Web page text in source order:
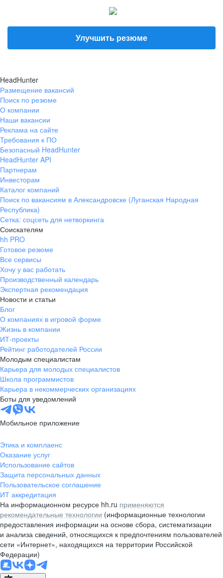
Улучшить резюме
HeadHunter
Размещение вакансий
Поиск по резюме
О компании
Наши вакансии
Реклама на сайте
Требования к ПО
Безопасный HeadHunter
HeadHunter API
Партнерам
Инвесторам
Каталог компаний
Поиск по вакансиям в Александровске (Луганская Народная
Республика)
Сетка: соцсеть для нетворкинга
Соискателям
hh PRO
Готовое резюме
Все сервисы
Хочу у вас работать
Производственный календарь
Экспертная рекомендация
Новости и статьи
Блог
О компаниях в игровой форме
Жизнь в компании
ИТ-проекты
Рейтинг работодателей России
Молодым специалистам
Карьера для молодых специалистов
Школа программистов
Карьера в некоммерческих организациях
Боты для уведомлений
Мобильное приложение
Этика и комплаенс
Оказание услуг
Использование сайтов
Защита персональных данных
Пользовательское соглашение
ИТ аккредитация
На информационном ресурсе hh.ru применяются
рекомендательные технологии (информационные технологии
предоставления информации на основе сбора, систематизации
и анализа сведений, относящихся к предпочтениям пользователей
сети «Интернет», находящихся на территории Российской
Федерации)